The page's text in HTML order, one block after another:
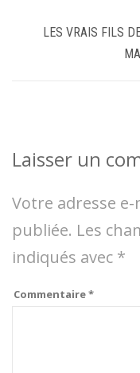
LES VRAIS FILS
Laisser un
Votre adresse
publiée. Les
indiqués avec *
Commentaire*